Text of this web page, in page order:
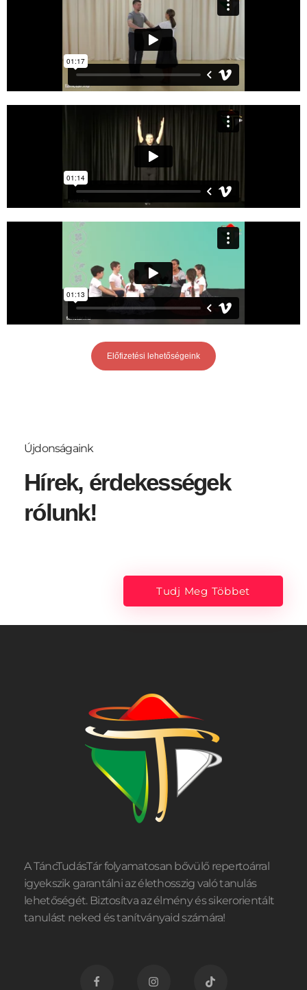
Előfizetési lehetőségeink
Újdonságaink
Hírek, érdekességek
rólunk!
Tudj Meg Többet
A TáncTudásTár folyamatosan bővülő repertoárral
igyekszik garantálni az élethosszig való tanulás
lehetőségét. Biztosítva az élmény és sikerorientált
tanulást neked és tanítványaid számára!